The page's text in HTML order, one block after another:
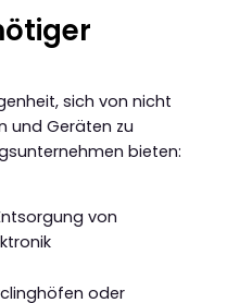
sich von nicht
und Geräten zu
bieten:
von
oder